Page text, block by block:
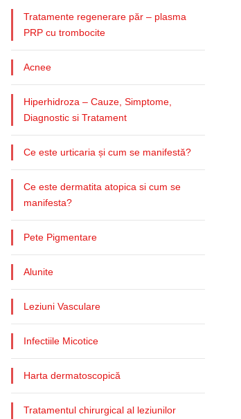
Tratamente regenerare păr – plasma
PRP cu trombocite
Acnee
Hiperhidroza – Cauze, Simptome,
Diagnostic si Tratament
Ce este urticaria și cum se manifestă?
Ce este dermatita atopica si cum se
manifesta?
Pete Pigmentare
Alunite
Leziuni Vasculare
Infectiile Micotice
Harta dermatoscopică
Tratamentul chirurgical al leziunilor